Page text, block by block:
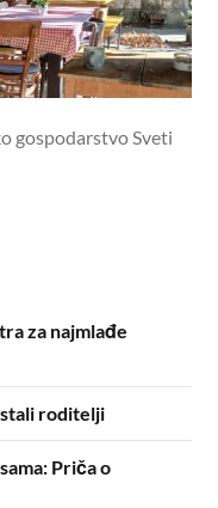
gospodarstvo Sveti
za najmlađe
roditelji
Priča o